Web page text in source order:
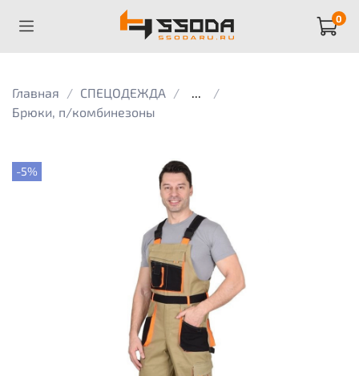
0
Главная СПЕЦОДЕЖДА
...
Брюки, п/комбинезоны
-5%